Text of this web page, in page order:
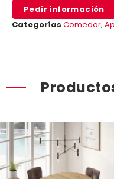
Pedir información
Categorías Comedor,